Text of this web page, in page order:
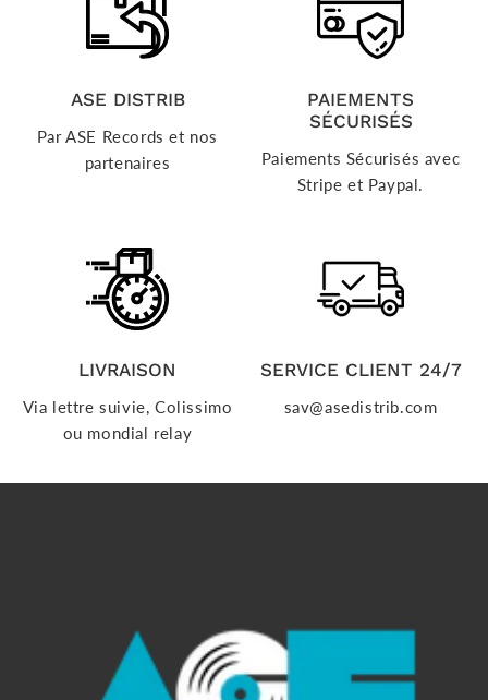
ASE DISTRIB
Par ASE Records et nos
partenaires
PAIEMENTS
SÉCURISÉS
Paiements Sécurisés avec
Stripe et Paypal.
LIVRAISON
Via lettre suivie, Colissimo
ou mondial relay
SERVICE CLIENT 24/7
sav@asedistrib.com